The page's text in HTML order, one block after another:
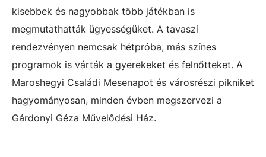
kisebbek és nagyobbak több játékban is
megmutathatták ügyességüket. A tavaszi
rendezvényen nemcsak hétpróba, más színes
programok is várták a gyerekeket és felnőtteket. A
Maroshegyi Családi Mesenapot és városrészi pikniket
hagyományosan, minden évben megszervezi a
Gárdonyi Géza Művelődési Ház.